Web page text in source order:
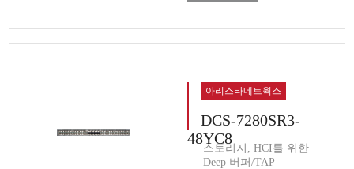
아리스타네트웍스
DCS-7280SR3-
48YC8
스토리지, HCI를 위한
Deep 버퍼/TAP